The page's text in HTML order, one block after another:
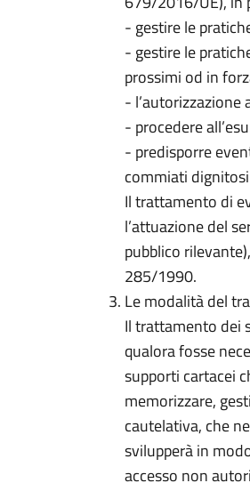
- gestire le
- gestire le
prossimi od in
- l’autorizzazione
- procedere
- predisporre
commiati
Il trattamento di
l’attuazione del
pubblico
285/1990.
Le modalità del
Il trattamento dei
qualora fosse
supporti cartacei
memorizzare,
cautelativa, che
svilupperà in
accesso non